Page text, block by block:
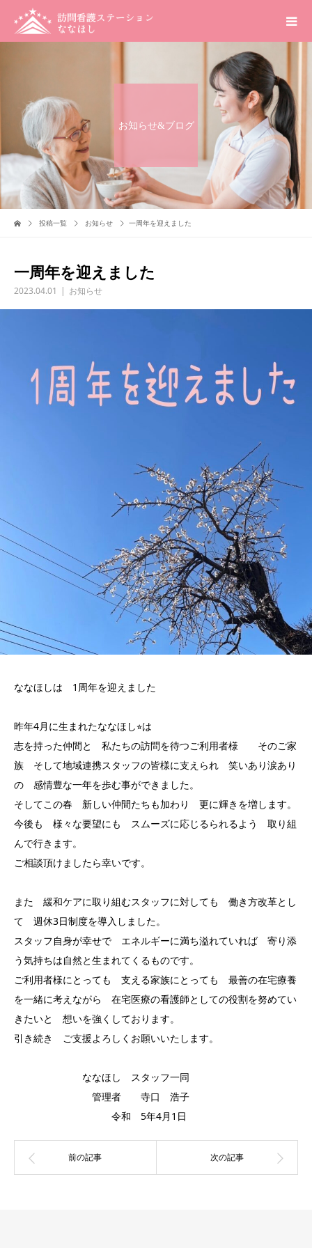
お知らせ&ブログ
投稿一覧 お知らせ 一周年を迎えました
一周年を迎えました
2023.04.01 お知らせ
ななほしは 1周年を迎えました
昨年4月に生まれたななほし⭐︎は
志を持った仲間と 私たちの訪問を待つご利用者様 そのご家
族 そして地域連携スタッフの皆様に支えられ 笑いあり涙あり
の 感情豊な一年を歩む事ができました。
そしてこの春 新しい仲間たちも加わり 更に輝きを増します。
今後も 様々な要望にも スムーズに応じるられるよう 取り組
んで行きます。
ご相談頂けましたら幸いです。
また 緩和ケアに取り組むスタッフに対しても 働き方改革とし
て 週休3日制度を導入しました。
スタッフ自身が幸せで エネルギーに満ち溢れていれば 寄り添
う気持ちは自然と生まれてくるものです。
ご利用者様にとっても 支える家族にとっても 最善の在宅療養
を一緒に考えながら 在宅医療の看護師としての役割を努めてい
きたいと 想いを強くしております。
引き続き ご支援よろしくお願いいたします。
ななほし スタッフ一同
管理者 寺口 浩子
令和 5年4月1日